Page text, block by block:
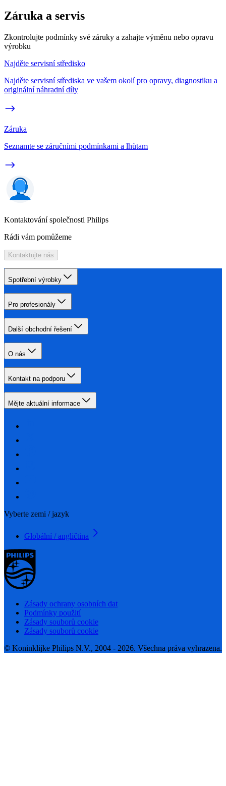
Záruka a servis
Zkontrolujte podmínky své záruky a zahajte výměnu nebo opravu
výrobku
Najděte servisní středisko
Najděte servisní střediska ve vašem okolí pro opravy, diagnostiku a
originální náhradní díly
Záruka
Seznamte se záručními podmínkami a lhůtam
Kontaktování společnosti Philips
Rádi vám pomůžeme
Kontaktujte nás
Spotřební výrobky
Pro profesionály
Další obchodní řešení
O nás
Kontakt na podporu
Mějte aktuální informace
Vyberte zemi / jazyk
Globální / angličtina
Zásady ochrany osobních dat
Podmínky použití
Zásady souborů cookie
Zásady souborů cookie
© Koninklijke Philips N.V., 2004 - 2026. Všechna práva vyhrazena.